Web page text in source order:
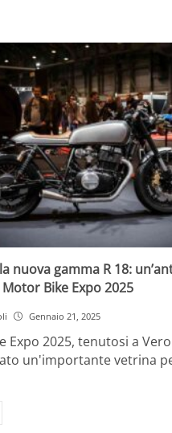
nuova gamma R 18:
Bike Expo 2025
Gennaio 21, 2025
Expo 2025, tenutosi a
un'importante vetrina